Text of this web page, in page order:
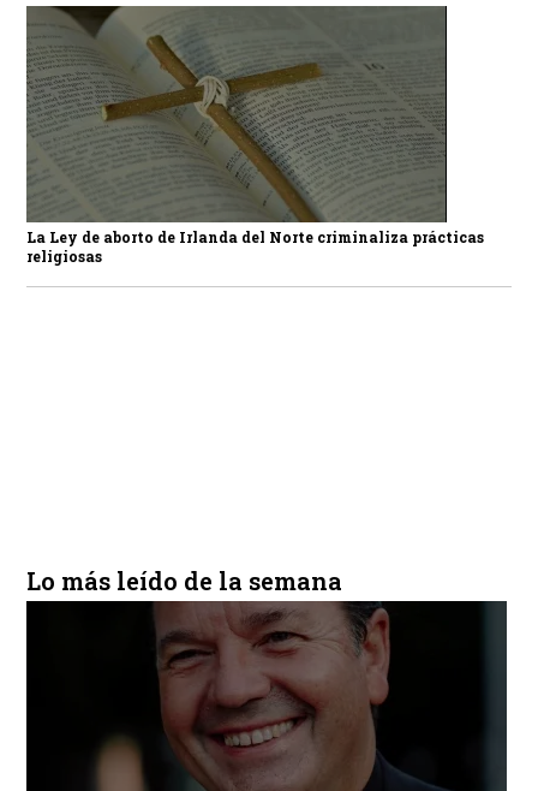
La Ley de aborto de Irlanda del Norte criminaliza prácticas
religiosas
Lo más leído de la semana